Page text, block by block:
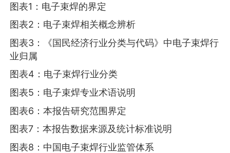
图表1：电子束焊的界定
图表2：电子束焊相关概念辨析
图表3：《国民经济行业分类与代码》中电子束焊行
业归属
图表4：电子束焊行业分类
图表5：电子束焊专业术语说明
图表6：本报告研究范围界定
图表7：本报告数据来源及统计标准说明
图表8：中国电子束焊行业监管体系